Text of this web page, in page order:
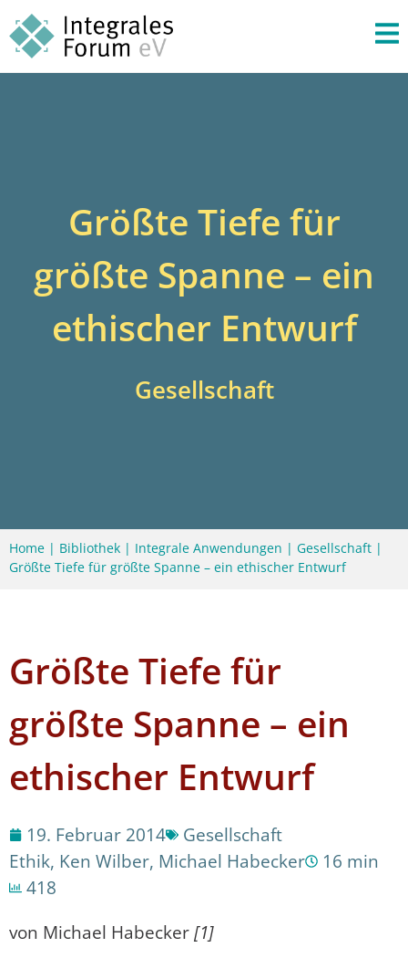
Größte Tiefe für
größte Spanne – ein
ethischer Entwurf
Gesellschaft
Home | Bibliothek | Integrale Anwendungen | Gesellschaft |
Größte Tiefe für größte Spanne – ein ethischer Entwurf
Größte Tiefe für
größte Spanne – ein
ethischer Entwurf
19. Februar 2014
Gesellschaft
Ethik, Ken Wilber, Michael Habecker
16 min
418
von Michael Habecker[1]